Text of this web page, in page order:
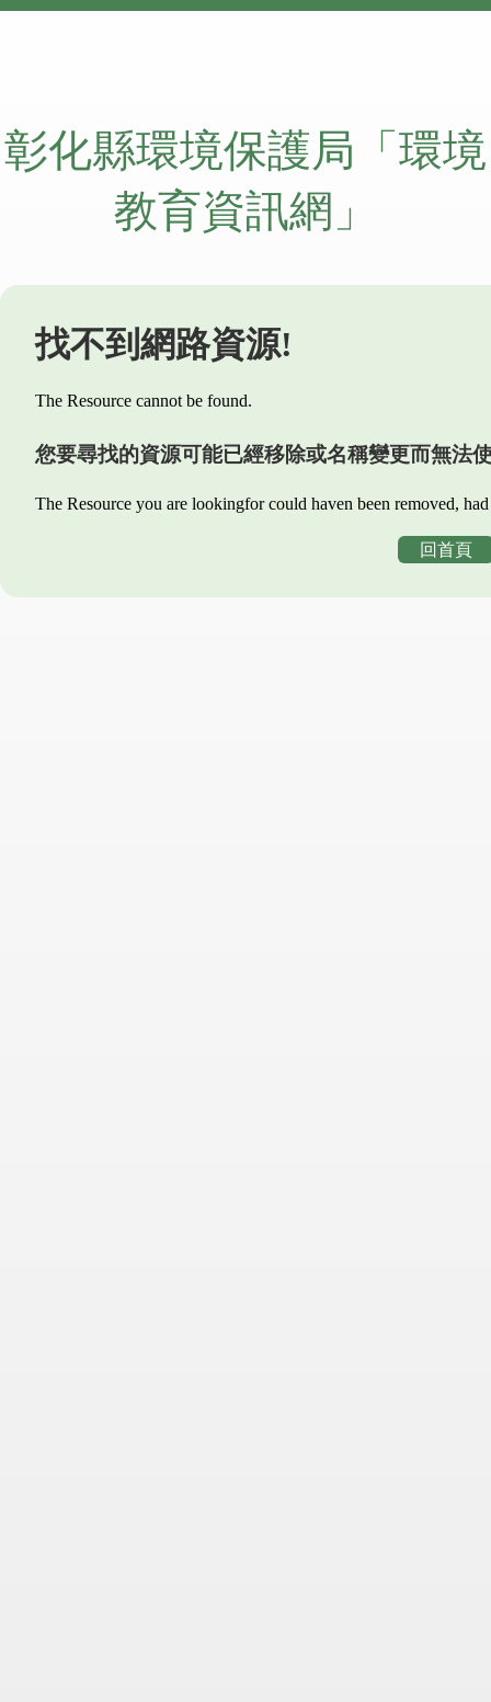
彰化縣環境保護局「環境
教育資訊網」
找不到網路資源!
The Resource cannot be found.
您要尋找的資源可能已經移除或名稱變更而無法
The Resource you are lookingfor could haven been removed,
回首頁